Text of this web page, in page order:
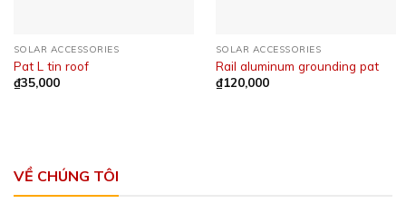
SOLAR ACCESSORIES
Pat L tin roof
₫35,000
SOLAR ACCESSORIES
Rail aluminum grounding pat
₫120,000
VỀ CHÚNG TÔI